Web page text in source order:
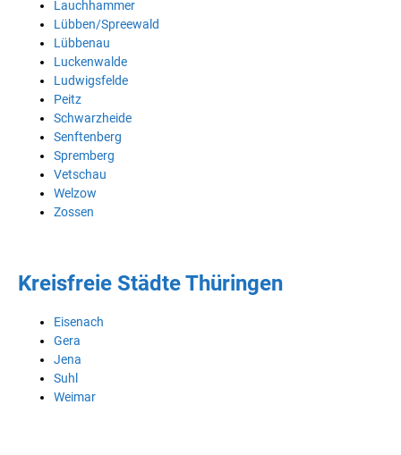
Lauchhammer
Lübben/Spreewald
Lübbenau
Luckenwalde
Ludwigsfelde
Peitz
Schwarzheide
Senftenberg
Spremberg
Vetschau
Welzow
Zossen
Kreisfreie Städte Thüringen
Eisenach
Gera
Jena
Suhl
Weimar